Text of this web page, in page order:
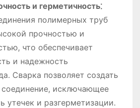
и герметичность⁚
полимерных труб
прочностью и
что обеспечивает
и надежность
Сварка позволяет создать
исключающее
утечек и разгерметизации.